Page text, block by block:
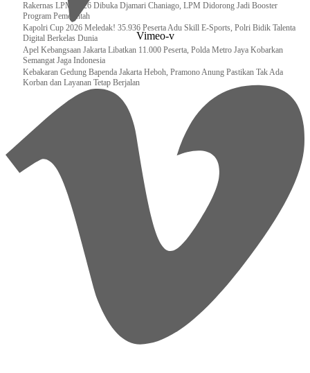
Rakernas LPM 2026 Dibuka Djamari Chaniago, LPM Didorong Jadi Booster
Program Pemerintah
Kapolri Cup 2026 Meledak! 35.936 Peserta Adu Skill E-Sports, Polri Bidik Talenta
Digital Berkelas Dunia
Apel Kebangsaan Jakarta Libatkan 11.000 Peserta, Polda Metro Jaya Kobarkan
Semangat Jaga Indonesia
Kebakaran Gedung Bapenda Jakarta Heboh, Pramono Anung Pastikan Tak Ada
Korban dan Layanan Tetap Berjalan
Vimeo-v